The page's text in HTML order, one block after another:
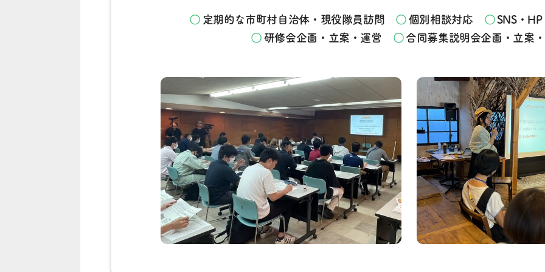
定期的な市町村自治体・現役隊員訪問 個別相談対応
SNS・
研修会企画・立案・運営
合同募集説明会企画・立案